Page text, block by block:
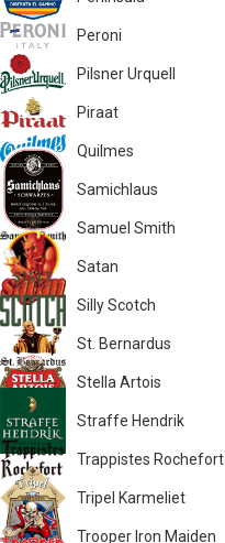
Peroni
Pilsner Urquell
Piraat
Quilmes
Samichlaus
Samuel Smith
Satan
Silly Scotch
St. Bernardus
Stella Artois
Straffe Hendrik
Trappistes Rochefort
Tripel Karmeliet
Trooper Iron Maiden